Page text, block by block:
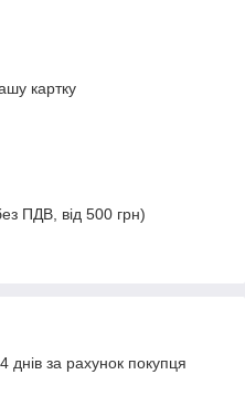
картку
ПДВ, від 500 грн)
за рахунок покупця